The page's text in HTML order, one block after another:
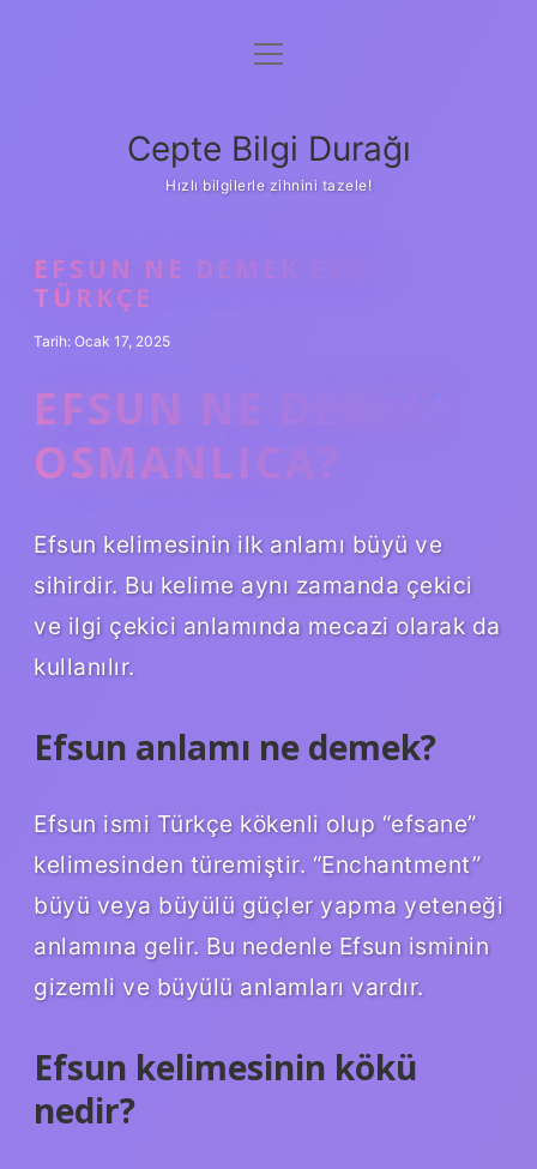
Anasayfa
Yasal Uyarı
menüyü
Cepte Bilgi Durağı
Hızlı bilgilerle zihnini tazele!
EFSUN NE DEMEK ESKI
TÜRKÇE
Tarih: Ocak 17, 2025
EFSUN NE DEMEK
OSMANLICA?
Efsun kelimesinin ilk anlamı büyü ve
sihirdir. Bu kelime aynı zamanda çekici
ve ilgi çekici anlamında mecazi olarak da
kullanılır.
Efsun anlamı ne demek?
Efsun ismi Türkçe kökenli olup “efsane”
kelimesinden türemiştir. “Enchantment”
büyü veya büyülü güçler yapma yeteneği
anlamına gelir. Bu nedenle Efsun isminin
gizemli ve büyülü anlamları vardır.
Efsun kelimesinin kökü
nedir?